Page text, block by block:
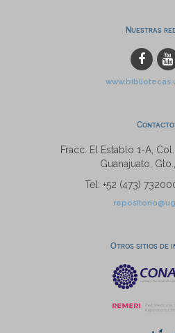
Nuestras
Contacto
Fracc. El Establo 1-A,
Guanajuato,
Tel: +52 (473)
Otros sitios de